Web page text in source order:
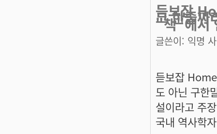
듣보잡
그 한줄짜
"책"에서
글쓴이: 익명
듣보잡
도 아닌 구한
설이라고 주
국내 역사학